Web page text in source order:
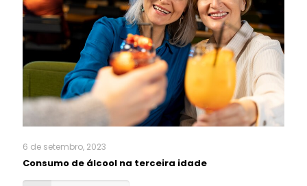
6 de setembro, 2023
Consumo de álcool na terceira idade